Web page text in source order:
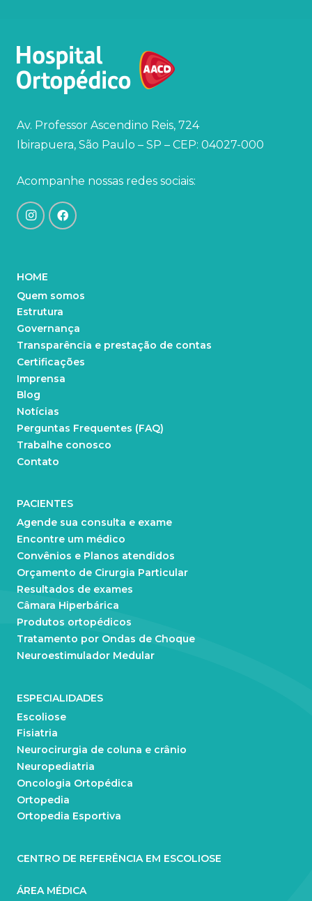
Av. Professor Ascendino Reis, 724
Ibirapuera, São Paulo – SP – CEP: 04027-000
Acompanhe nossas redes sociais:
HOME
Quem somos
Estrutura
Governança
Transparência e prestação de contas
Certificações
Imprensa
Blog
Notícias
Perguntas Frequentes (FAQ)
Trabalhe conosco
Contato
PACIENTES
Agende sua consulta e exame
Encontre um médico
Convênios e Planos atendidos
Orçamento de Cirurgia Particular
Resultados de exames
Câmara Hiperbárica
Produtos ortopédicos
Tratamento por Ondas de Choque
Neuroestimulador Medular
ESPECIALIDADES
Escoliose
Fisiatria
Neurocirurgia de coluna e crânio
Neuropediatria
Oncologia Ortopédica
Ortopedia
Ortopedia Esportiva
CENTRO DE REFERÊNCIA EM ESCOLIOSE
ÁREA MÉDICA